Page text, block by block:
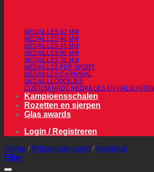
MEDAILLES 32 MM
MEDAILLES 40 MM
MEDAILLES 45 MM
MEDAILLES 50 MM
MEDAILLES 70 MM
MEDAILLES PER SPORT
MEDAILLES CARNAVAL
MEDAILLEDOOSJES
CUSTOM MADE MEDAILLES EN HALSLINTEN
Kampioensschalen
Rozetten en sjerpen
Glas awards
Login / Registreren
Home / Prijzen per sport / Handbal
Filter